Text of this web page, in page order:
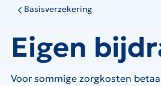
Basisverzekering
Eigen
Voor sommige zorgkosten